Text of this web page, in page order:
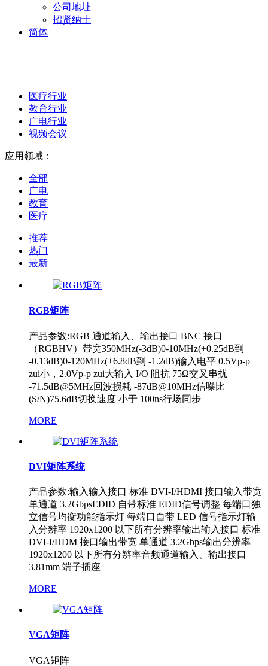
公司地址
招贤纳士
简体
医疗行业
教育行业
广电行业
视频会议
应用领域：
全部
广电
教育
医疗
推荐
热门
最新
RGB矩阵
产品参数:RGB 通道输入、输出接口 BNC 接口
（RGBHV）带宽350MHz(-3dB)0-10MHz(+0.25dB到
-0.13dB)0-120MHz(+6.8dB到 -1.2dB)输入电平 0.5Vp-p
zui小，2.0Vp-p zui大输入 I/O 阻抗 75Ω交叉串扰
-71.5dB@5MHz回波损耗 -87dB@10MHz信噪比
(S/N)75.6dB切换速度 小于 100ns行场同步
MORE
DVI矩阵系统
产品参数:输入输入接口 标准 DVI-I/HDMI 接口输入带宽
单通道 3.2GbpsEDID 自带标准 EDID信号调整 每端口独
立信号均衡功能指示灯 每端口自带 LED 信号指示灯输
入分辨率 1920x1200 以下所有分辨率输出输入接口 标准
DVI-I/HDM 接口输出带宽 单通道 3.2Gbps输出分辨率
1920x1200 以下所有分辨率音频通道输入、输出接口
3.81mm 端子插座
MORE
VGA矩阵
VGA矩阵